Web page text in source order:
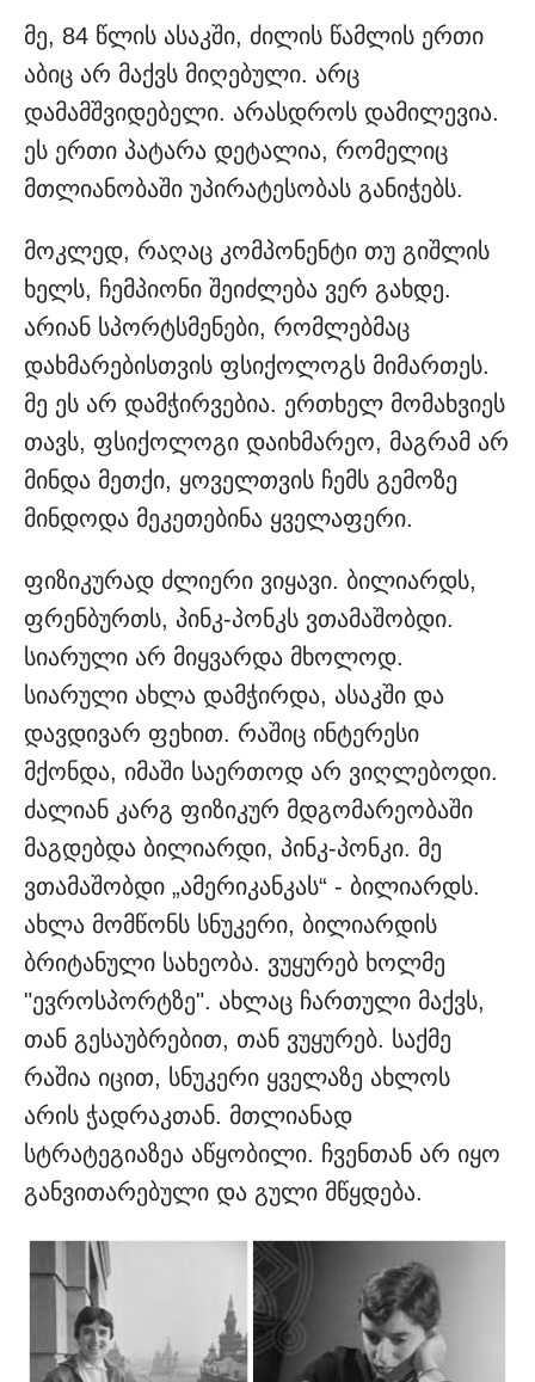
მე, 84 წლის ასაკში, ძილის წამლის ერთი
აბიც არ მაქვს მიღებული. არც
დამამშვიდებელი. არასდროს დამილევია.
ეს ერთი პატარა დეტალია, რომელიც
მთლიანობაში უპირატესობას განიჭებს.
მოკლედ, რაღაც კომპონენტი თუ გიშლის
ხელს, ჩემპიონი შეიძლება ვერ გახდე.
არიან სპორტსმენები, რომლებმაც
დახმარებისთვის ფსიქოლოგს მიმართეს.
მე ეს არ დამჭირვებია. ერთხელ მომახვიეს
თავს, ფსიქოლოგი დაიხმარეო, მაგრამ არ
მინდა მეთქი, ყოველთვის ჩემს გემოზე
მინდოდა მეკეთებინა ყველაფერი.
ფიზიკურად ძლიერი ვიყავი. ბილიარდს,
ფრენბურთს, პინკ-პონკს ვთამაშობდი.
სიარული არ მიყვარდა მხოლოდ.
სიარული ახლა დამჭირდა, ასაკში და
დავდივარ ფეხით. რაშიც ინტერესი
მქონდა, იმაში საერთოდ არ ვიღლებოდი.
ძალიან კარგ ფიზიკურ მდგომარეობაში
მაგდებდა ბილიარდი, პინკ-პონკი. მე
ვთამაშობდი „ამერიკანკას“ - ბილიარდს.
ახლა მომწონს სნუკერი, ბილიარდის
ბრიტანული სახეობა. ვუყურებ ხოლმე
"ევროსპორტზე". ახლაც ჩართული მაქვს,
თან გესაუბრებით, თან ვუყურებ. საქმე
რაშია იცით, სნუკერი ყველაზე ახლოს
არის ჭადრაკთან. მთლიანად
სტრატეგიაზეა აწყობილი. ჩვენთან არ იყო
განვითარებული და გული მწყდება.